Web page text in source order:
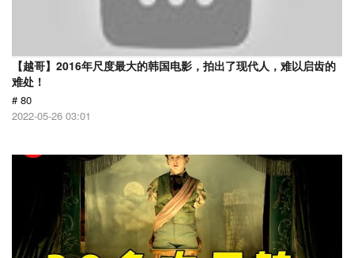
【越哥】2016年尺度最大的韩国电影，拍出了现代人，难以启齿的
难处！
# 80
2022-05-26 03:01